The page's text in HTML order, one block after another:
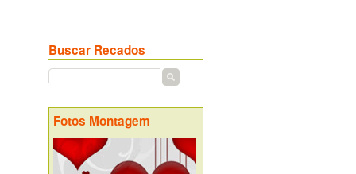
Buscar Recados
Fotos Montagem